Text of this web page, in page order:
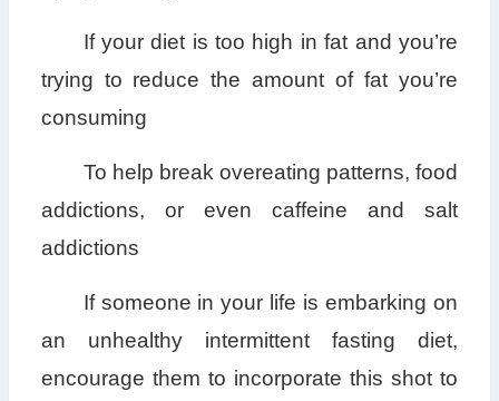
If your diet is too high in fat and you’re
trying to reduce the amount of fat you’re
consuming
To help break overeating patterns, food
addictions, or even caffeine and salt
addictions
If someone in your life is embarking on
an unhealthy intermittent fasting diet,
encourage them to incorporate this shot to